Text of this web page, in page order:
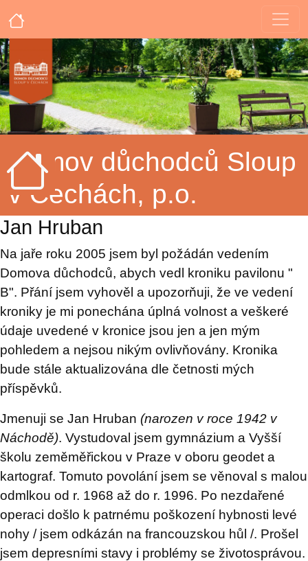
Domov důchodců Sloup
v Čechách, p.o.
Jan Hruban
Na jaře roku 2005 jsem byl požádán vedením
Domova důchodců, abych vedl kroniku pavilonu "
B". Přání jsem vyhověl a upozorňuji, že ve vedení
kroniky je mi ponechána úplná volnost a veškeré
údaje uvedené v kronice jsou jen a jen mým
pohledem a nejsou nikým ovlivňovány. Kronika
bude stále aktualizována dle četnosti mých
příspěvků.
Jmenuji se Jan Hruban (narozen v roce 1942 v
Náchodě). Vystudoval jsem gymnázium a Vyšší
školu zeměměřickou v Praze v oboru geodet a
kartograf. Tomuto povolání jsem se věnoval s malou
odmlkou od r. 1968 až do r. 1996. Po nezdařené
operaci došlo k patrnému poškození hybnosti levé
nohy / jsem odkázán na francouzskou hůl /. Prošel
jsem depresními stavy i problémy se životosprávou.